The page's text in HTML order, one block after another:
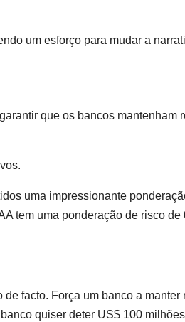
um esforço para mudar a
que os bancos mantenham
uma impressionante
tem uma ponderação de risco de
facto. Força um banco a manter
quiser deter US$ 100